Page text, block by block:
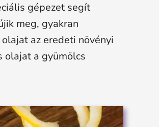
gépezet segít
meg, gyakran
az eredeti növényi
olajat a gyümölcs